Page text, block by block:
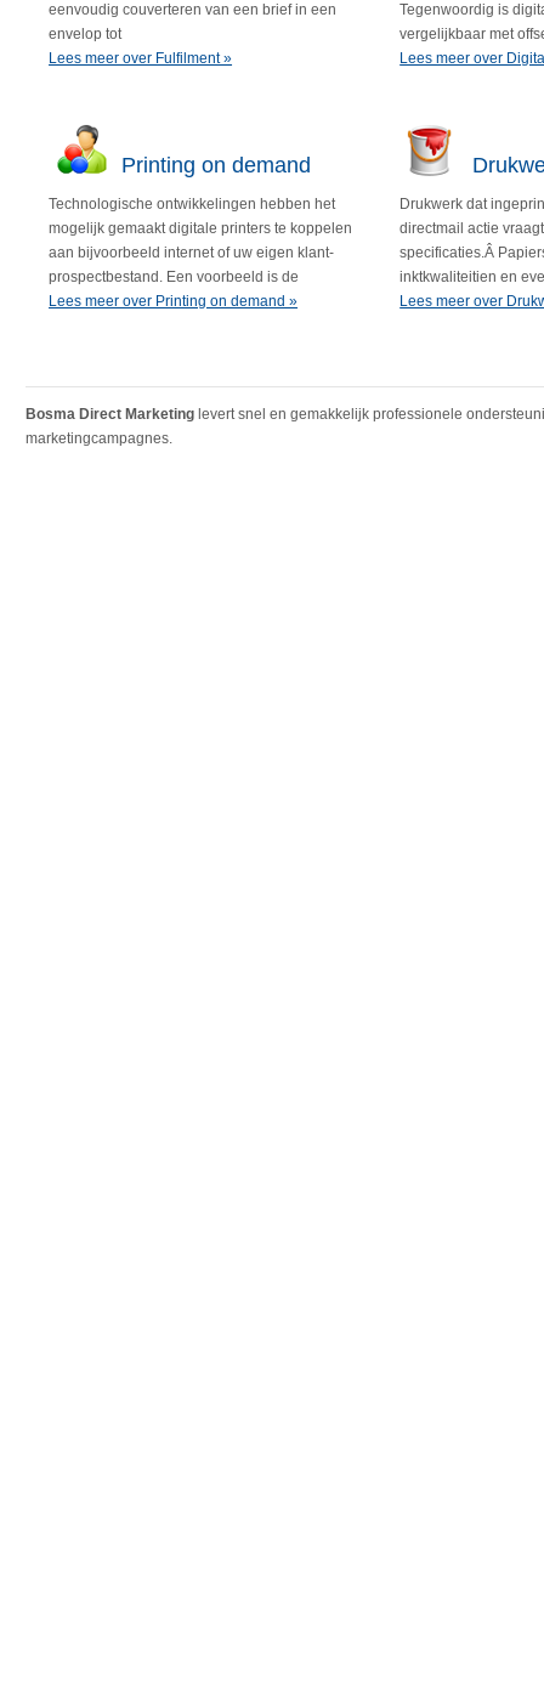
eenvoudig couverteren van een brief in een
envelop tot
Lees meer over Fulfilment »
Tegenwoordig is
vergelijkbaar met
kwalitieit is 1
Lees meer over
Printing on demand
Technologische ontwikkelingen hebben het
mogelijk gemaakt digitale printers te koppelen
aan bijvoorbeeld internet of uw eigen klant-
prospectbestand. Een voorbeeld is de
gepersonaliseerde bureaukalender of
Lees meer over Printing on demand »
Drukwerk dat
directmail actie
specificaties.Â
inktkwaliteitien en
aandachtspunten
Lees meer over
Bosma Direct Marketing levert snel en gemakkelijk professionele
marketingcampagnes.